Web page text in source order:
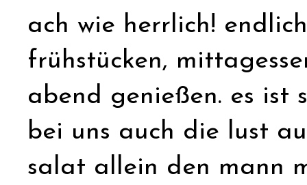
ach wie herrlich!
frühstücken,
abend genießen. es ist
bei uns auch die lust
salat allein den mann